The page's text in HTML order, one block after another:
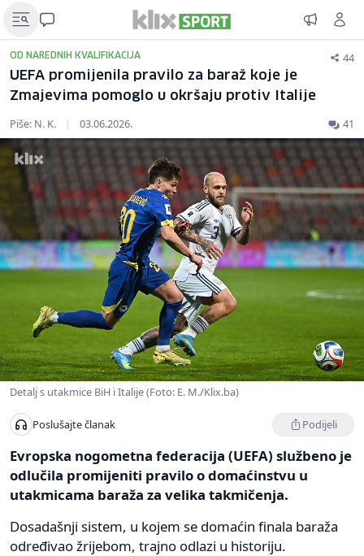
OD NAREDNIH KVALIFIKACIJA 44
UEFA promijenila pravilo za baraž koje je
Zmajevima pomoglo u okršaju protiv Italije
Piše: N. K. | 03.06.2026. 41
Detalj s utakmice BiH i Italije (Foto: E. M./Klix.ba)
Poslušajte članak Podijeli
Evropska nogometna federacija (UEFA) službeno je
odlučila promijeniti pravilo o domaćinstvu u
utakmicama baraža za velika takmičenja.
Dosadašnji sistem, u kojem se domaćin finala baraža
određivao žrijebom, trajno odlazi u historiju.